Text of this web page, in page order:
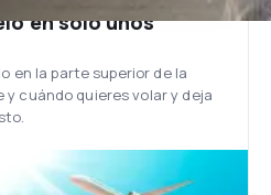
en solo unos
en la parte superior de la
cuándo quieres volar y deja